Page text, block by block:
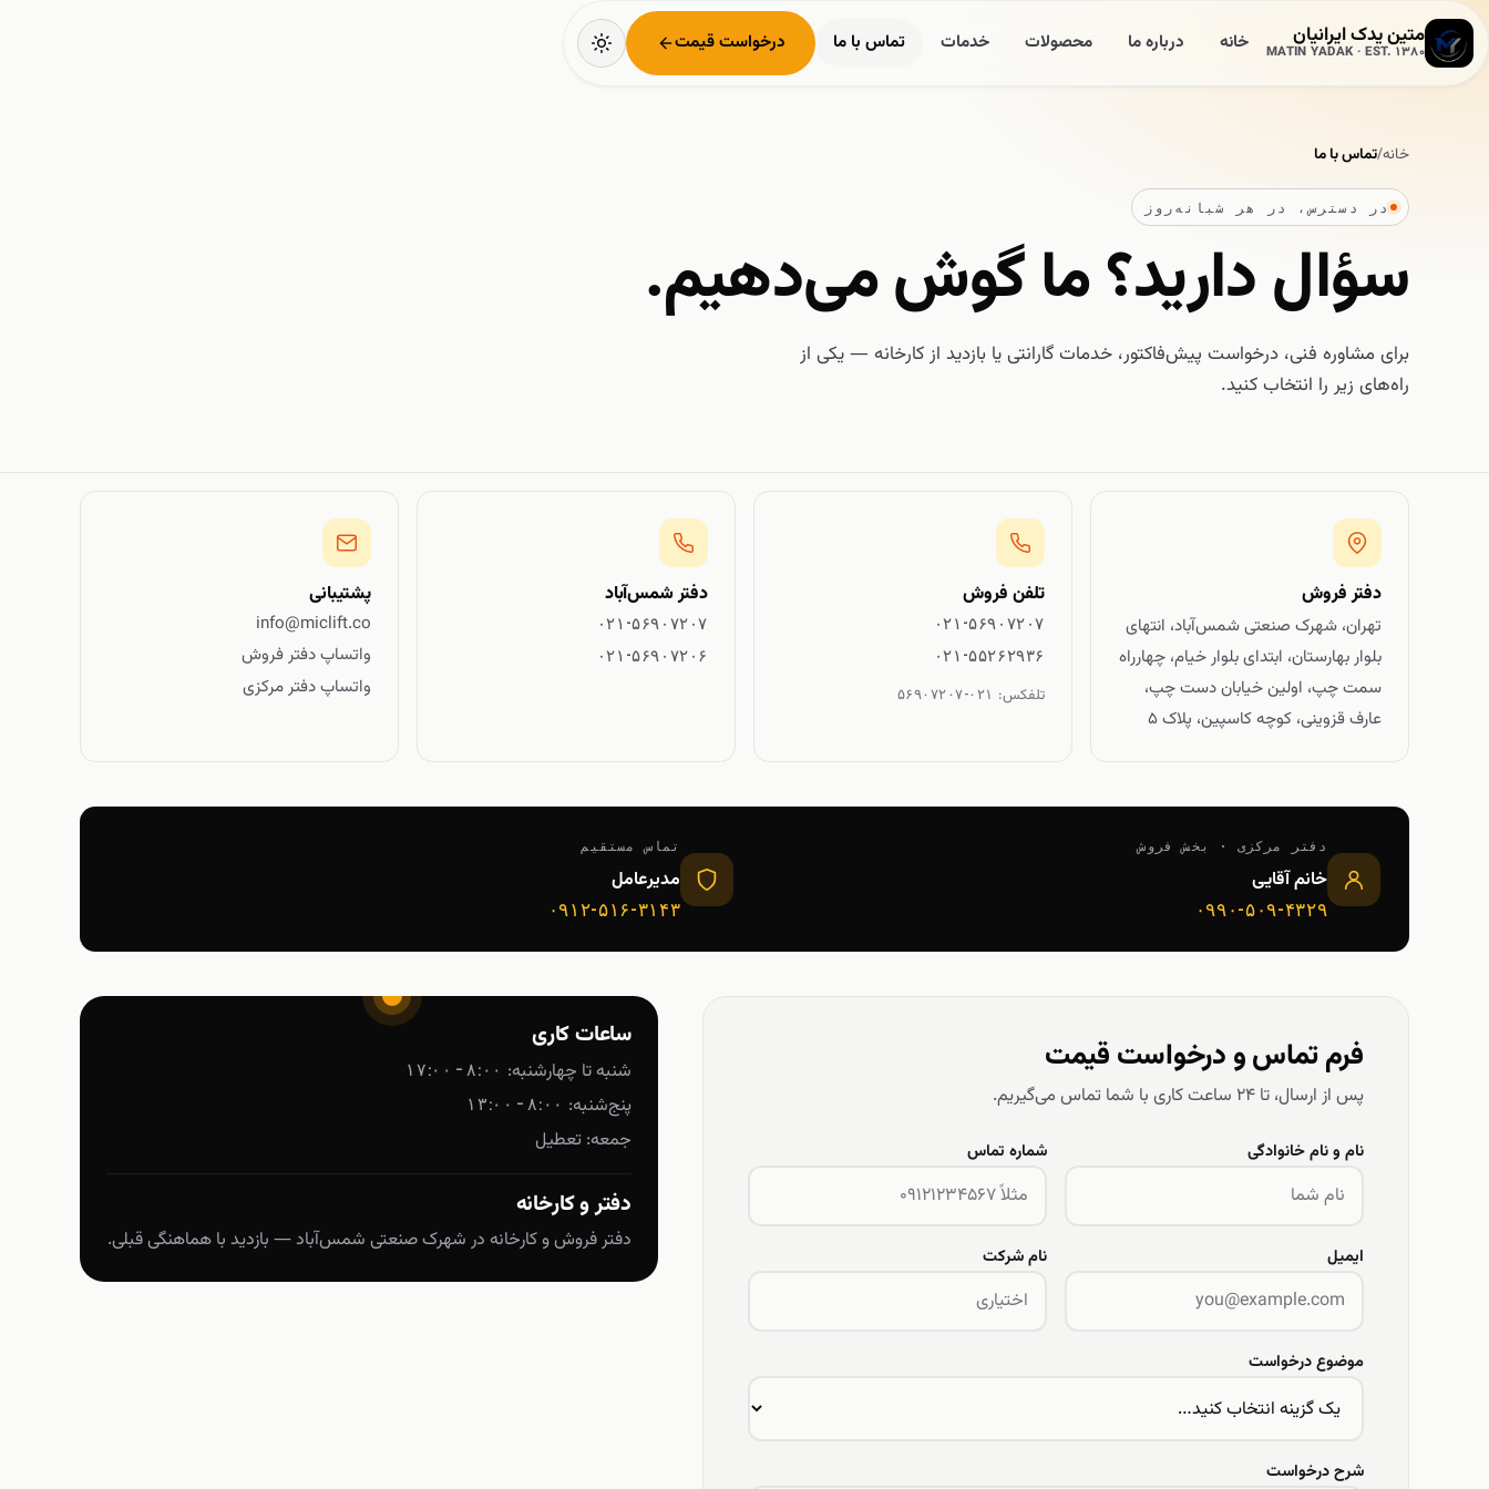
متین یدک ایرانیان
MATIN YADAK · EST. 1380 خانه درباره ما محصولات خدمات تماس با ما درخواست قیمت
خانه/تماس با ما
در دسترس، در هر شبانه‌روز
سؤال دارید؟ ما گوش می‌دهیم.
برای مشاوره فنی، درخواست پیش‌فاکتور، خدمات گارانتی یا بازدید از کارخانه — یکی از
راه‌های زیر را انتخاب کنید.
دفتر فروش
تهران، شهرک صنعتی شمس‌آباد، انتهای
بلوار بهارستان، ابتدای بلوار خیام، چهارراه
سمت چپ، اولین خیابان دست چپ،
عارف قزوینی، کوچه کاسپین، پلاک ۵
تلفن فروش
۰۲۱-۵۶۹۰۷۲۰۷
۰۲۱-۵۵۲۶۲۹۳۶
تلفکس: ۰۲۱-۵۶۹۰۷۲۰۷
دفتر شمس‌آباد
۰۲۱-۵۶۹۰۷۲۰۷
۰۲۱-۵۶۹۰۷۲۰۶
پشتیبانی
info@miclift.co
واتساپ دفتر فروش
واتساپ دفتر مرکزی
دفتر مرکزی · بخش فروش
خانم آقایی
۰۹۹۰-۵۰۹-۴۳۲۹
تماس مستقیم
مدیرعامل
۰۹۱۲-۵۱۶-۳۱۴۳
فرم تماس و درخواست قیمت
پس از ارسال، تا ۲۴ ساعت کاری با شما تماس می‌گیریم.
نام و نام خانوادگی شماره تماس
ایمیل نام شرکت
موضوع درخواست
شرح درخواست
مشاهده در نقشه گوگل
ساعات کاری
شنبه تا چهارشنبه: ۸:۰۰ – ۱۷:۰۰
پنج‌شنبه: ۸:۰۰ – ۱۳:۰۰
جمعه: تعطیل
دفتر و کارخانه
دفتر فروش و کارخانه در شهرک صنعتی شمس‌آباد — بازدید با هماهنگی قبلی.